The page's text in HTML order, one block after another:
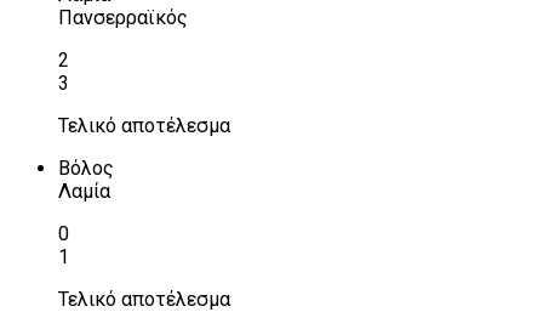
Πανσερραϊκός
2
3
Τελικό αποτέλεσμα
Βόλος
Λαμία
0
1
Τελικό αποτέλεσμα